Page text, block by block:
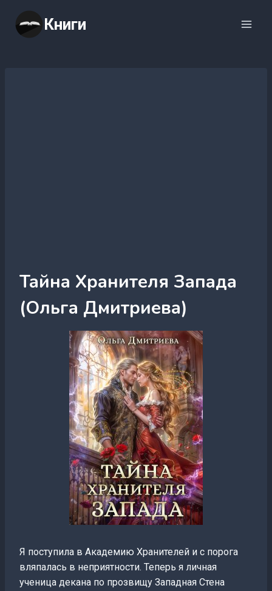
содержимому
Книги
Тайна Хранителя Запада
(Ольга Дмитриева)
Я поступила в Академию Хранителей и с порога
вляпалась в неприятности. Теперь я личная
ученица декана по прозвищу Западная Стена